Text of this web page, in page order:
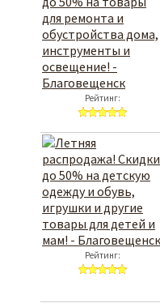
Рейтинг:
Рейтинг: